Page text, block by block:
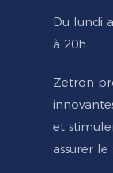
Du lundi
à 20h
Zetron
et
assurer